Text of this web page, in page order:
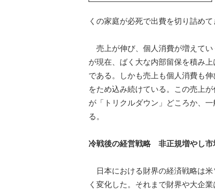
くの家庭が必死で出費を切り詰めて
売上が伸び、個人消費が増えて
が現在、ばく大な内部留保を積み
である。しかも売上も個人消費も
をため込み続けている。この売上
が「トリクルダウン」どころか、
る。
冷戦後の経営戦略 非正規増やし市
日本における財界の経済戦略は米
く変化した。それまで財界や大企